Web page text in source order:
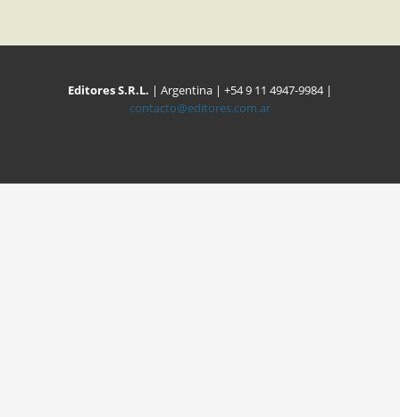
Editores S.R.L. | Argentina | +54 9 11 4947-9984 |
contacto@editores.com.ar